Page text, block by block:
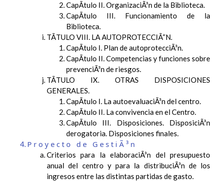
CapÃ­tulo II. OrganizaciÃ³n de la Biblioteca.
CapÃ­tulo III. Funcionamiento de la
Biblioteca.
TÃTULO VIII. LA AUTOPROTECCIÃ“N.
CapÃ­tulo I. Plan de autoprotecciÃ³n.
CapÃ­tulo II. Competencias y funciones sobre
prevenciÃ³n de riesgos.
TÃTULO IX. OTRAS DISPOSICIONES
GENERALES.
CapÃ­tulo I. La autoevaluaciÃ³n del centro.
CapÃ­tulo II. La convivencia en el Centro.
CapÃ­tulo III. Disposiciones. DisposiciÃ³n
derogatoria. Disposiciones finales.
Proyecto de GestiÃ³n
Criterios para la elaboraciÃ³n del presupuesto
anual del centro y para la distribuciÃ³n de los
ingresos entre las distintas partidas de gasto.